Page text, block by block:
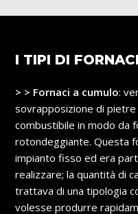
I TIPI DI
> > Fornaci a cumulo:
sovrapposizione di
combustibile in modo da
rotondeggiante. Questa
impianto fisso ed era
realizzare; la quantità di
trattava di una tipologia
volesse produrre